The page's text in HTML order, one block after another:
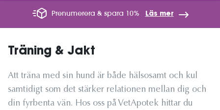
Prenumerera & spara 10% Läs mer
Träning & Jakt
Att träna med sin hund är både hälsosamt och kul
samtidigt som det stärker relationen mellan dig och
din fyrbenta vän. Hos oss på VetApotek hittar du